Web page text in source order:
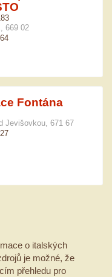
669 02
Fontána
Jevišovkou, 671 67
o italských
je možné, že
přehledu pro